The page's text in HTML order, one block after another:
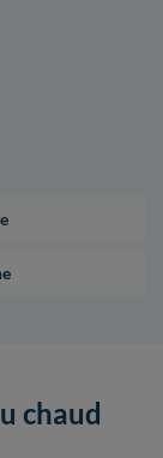
chaud